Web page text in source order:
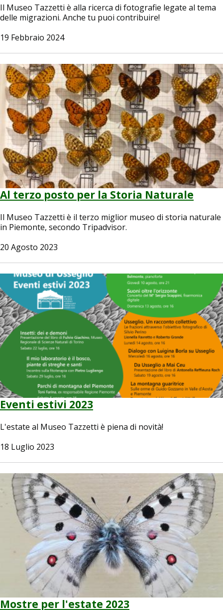
Il Museo Tazzetti è alla ricerca di fotografie legate al tema
delle migrazioni. Anche tu puoi contribuire!
19 Febbraio 2024
Image
Al terzo posto per la Storia Naturale
Il Museo Tazzetti è il terzo miglior museo di storia naturale
in Piemonte, secondo Tripadvisor.
20 Agosto 2023
Image
Eventi estivi 2023
L'estate al Museo Tazzetti è piena di novità!
18 Luglio 2023
Image
Mostre per l'estate 2023